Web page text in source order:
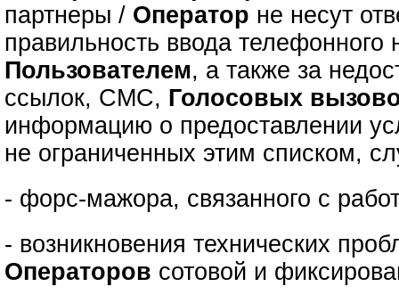
партнеры / Оператор не несут
правильность ввода телефонного
Пользователем, а также за
ссылок, СМС, Голосовых
информацию о предоставлении
не ограниченных этим списком,
- форс-мажора, связанного с
- возникновения технических
Операторов сотовой и